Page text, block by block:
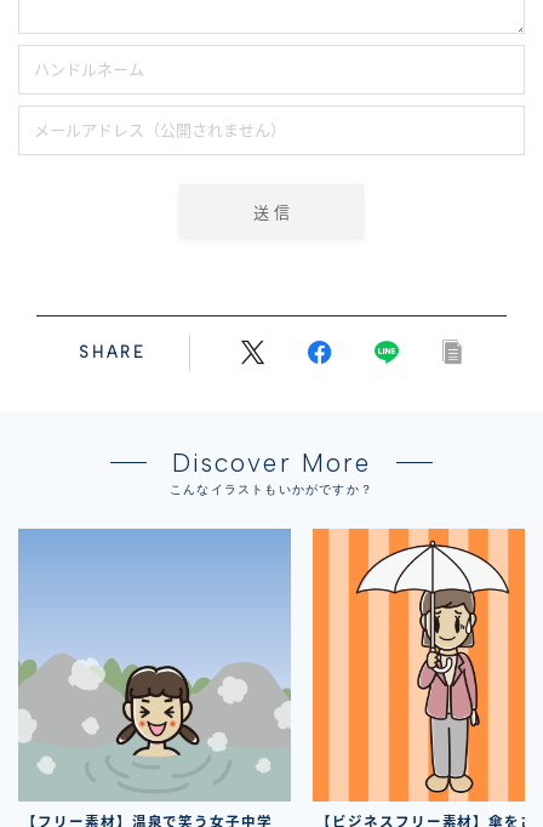
SHARE
Discover More
こんなイラストもいかがですか？
【フリー素材】温泉で笑う女子中学
【ビジネスフリー素材】傘をさ